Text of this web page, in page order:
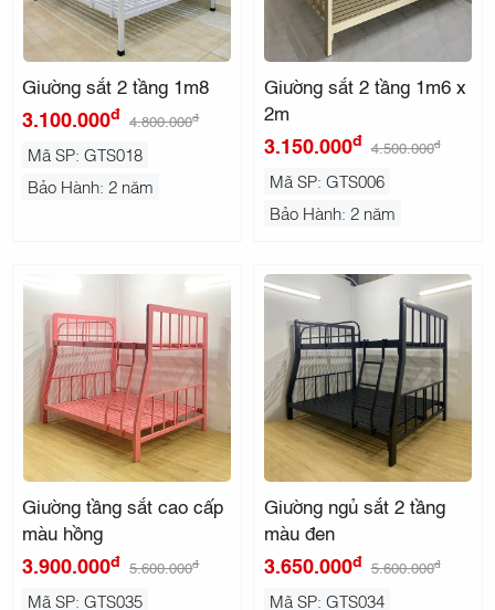
Giường sắt 2 tầng 1m8
3.100.000đ 4.800.000đ
Mã SP: GTS018
Bảo Hành: 2 năm
Giường sắt 2 tầng 1m6 x
2m
3.150.000đ 4.500.000đ
Mã SP: GTS006
Bảo Hành: 2 năm
Giường tầng sắt cao cấp
màu hồng
3.900.000đ 5.600.000đ
Mã SP: GTS035
Giường ngủ sắt 2 tầng
màu đen
3.650.000đ 5.600.000đ
Mã SP: GTS034